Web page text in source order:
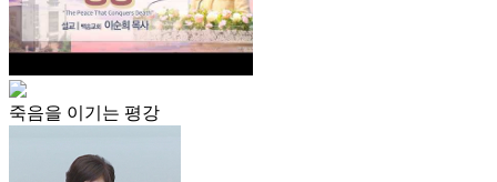
죽음을 이기는 평강